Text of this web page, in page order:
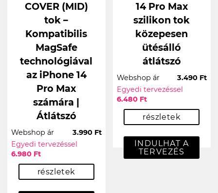
COVER (MID)
tok –
Kompatibilis
MagSafe
technológiával
az iPhone 14
Pro Max
számára |
Átlátszó
Webshop ár
3.990 Ft
Egyedi tervezéssel
6.980 Ft
részletek
14 Pro Max
szilikon tok
közepesen
ütésálló
átlátszó
Webshop ár
3.490 Ft
Egyedi tervezéssel
6.480 Ft
részletek
INDULHAT A
TERVEZÉS